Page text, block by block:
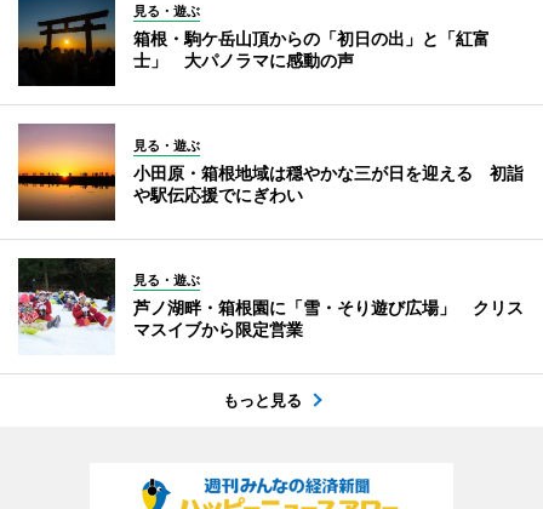
見る・遊ぶ
箱根・駒ケ岳山頂からの「初日の出」と「紅富
士」 大パノラマに感動の声
見る・遊ぶ
小田原・箱根地域は穏やかな三が日を迎える 初詣
や駅伝応援でにぎわい
見る・遊ぶ
芦ノ湖畔・箱根園に「雪・そり遊び広場」 クリス
マスイブから限定営業
もっと見る